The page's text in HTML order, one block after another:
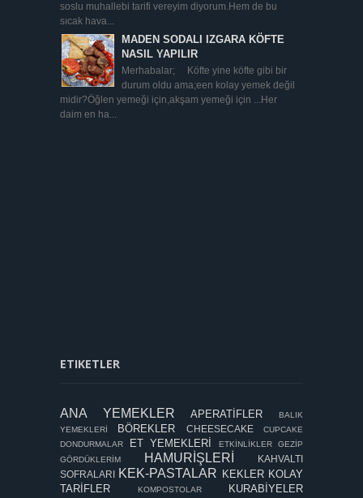
soslu muhallebi tarifi vereyim diyorum.Hem de bu
sıcak hava...
MADEN SODALI IZGARA KÖFTE
NASIL YAPILIR
Merhabalar; Köfte yine köfte gibi bir
durum oldu ama;een kolay yemek değil
midir?Öğlen yemeği için,akşam yemeği için ...Her
daim en ha...
ETIKETLER
ANA YEMEKLER APERATİFLER
BALIK
YEMEKLERİ
BÖREKLER CHEESECAKE
CUPCAKE
DONDURMALAR
ET YEMEKLERİ ETKİNLİKLER
GEZİP
GÖRDÜKLERİM
HAMURİŞLERİ
KAHVALTI
SOFRALARI
KEK-PASTALAR KEKLER KOLAY
TARİFLER
KOMPOSTOLAR KURABİYELER